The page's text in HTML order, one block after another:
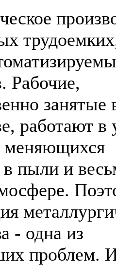
Рабочие,
занятые
работают в
меняющихся
в пыли и
- одна из
проблем.